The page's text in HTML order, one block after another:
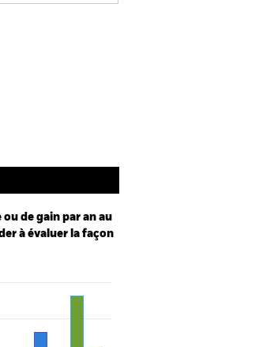
de gain par an au
à évaluer la façon